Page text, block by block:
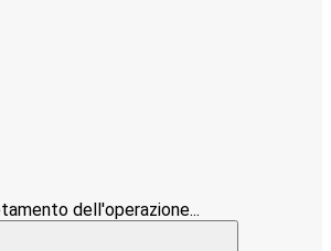
dell'operazione...